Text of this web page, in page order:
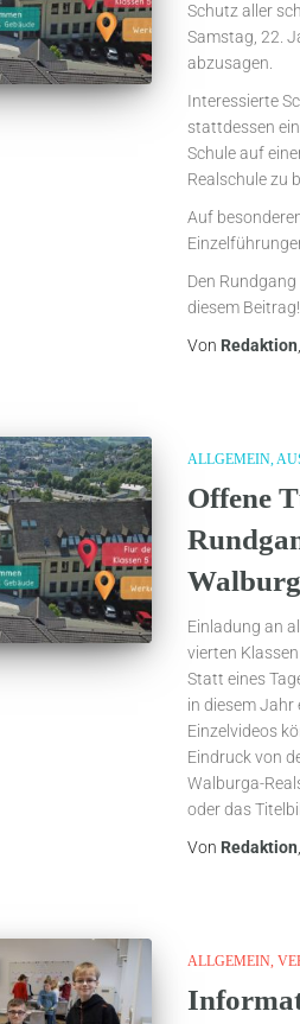
Schutz aller
Samstag, 22.
abzusagen.
Interessierte
stattdessen
Schule auf
Realschule zu
Auf
Den
diesem Beitrag!
Von Redaktion
ALLGEMEIN
Offene
Einladung an
vierten
Statt eines
in diesem Jahr
Einzelvideos
Eindruck von
Walburga-
oder das
Von Redaktion
ALLGEMEIN